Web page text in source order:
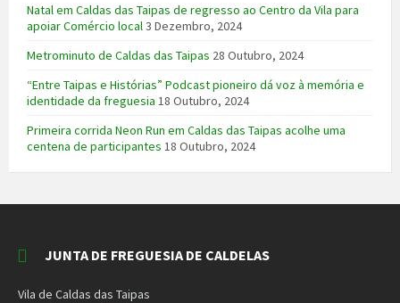
Natal em Caldas das Taipas de regresso ao Centro da Vila para
apoiar Comércio local3 Dezembro, 2024
Metrominuto de Caldas das Taipas 28 Outubro, 2024
“Entre Taipas e Histórias” Podcast pioneiro dá voz à memória e
identidade da freguesia 18 Outubro, 2024
Primeira corrida Neon Run em Caldas das Taipas acolhe uma
centena de participantes 18 Outubro, 2024
JUNTA DE FREGUESIA DE CALDELAS
Vila de Caldas das Taipas